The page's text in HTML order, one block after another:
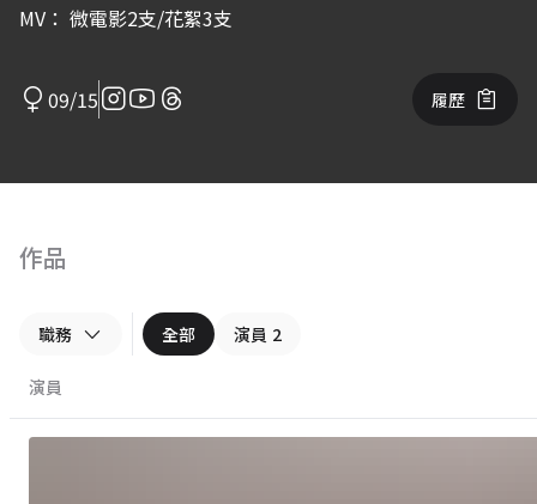
MV： 微電影2支/花絮3支
09/15 履歷
作品
職務 全部 演員 2
演員